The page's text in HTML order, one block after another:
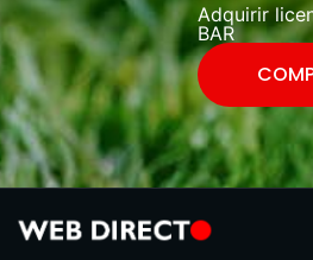
Adquirir
BAR